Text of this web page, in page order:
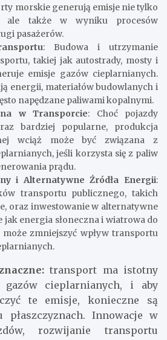
morskie generują emisje nie tylko
ale także w wyniku procesów
pasażerów.
: Budowa i utrzymanie
takiej jak autostrady, mosty i
emisje gazów cieplarnianych.
energii, materiałów budowlanych i
napędzane paliwami kopalnymi.
w Transporcie: Choć pojazdy
bardziej popularne, produkcja
wciąż może być związana z
jeśli korzysta się z paliw
prądu.
i Alternatywne Źródła Energii:
transportu publicznego, takich
oraz inwestowanie w alternatywne
jak energia słoneczna i wiatrowa do
może zmniejszyć wpływ transportu
transport ma istotny
cieplarnianych, i aby
te emisje, konieczne są
płaszczyznach. Innowacje w
rozwijanie transportu